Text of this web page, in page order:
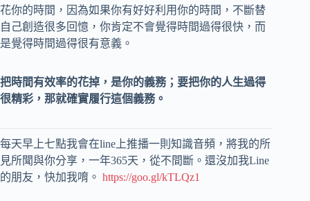
花你的時間，因為如果你有好好利用你的時間，不斷替
自己創造很多回憶，你肯定不會覺得時間過得很快，而
是覺得時間過得很有意義。
把時間有效率的花掉，是你的義務；要把你的人生過得
很精彩，那就確實履行這個義務。
每天早上七點我會在line上推播一則知識音頻，將我的所
見所聞與你分享，一年365天，從不間斷。還沒加我Line
的朋友，快加我唷。 https://goo.gl/kTLQz1